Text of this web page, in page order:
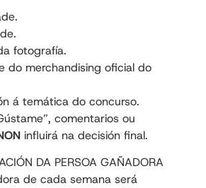
fotografía.
do merchandising oficial do
á temática do concurso.
comentarios ou
influirá na decisión final.
DA PERSOA GAÑADORA
de cada semana será